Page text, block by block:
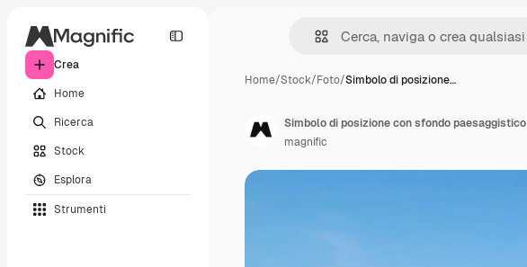
Crea
Home
Ricerca
Stock
Esplora
Strumenti
Home/Stock/Foto/Simbolo di posizione…
Simbolo di posizione con sfondo paesaggistico
magnific